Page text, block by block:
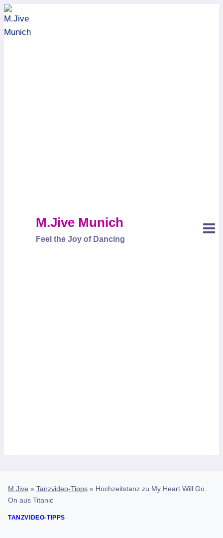
Zum
Inhalt
springen
M.Jive Munich
Feel the Joy of Dancing
M.Jive » Tanzvideo-Tipps » Hochzeitstanz zu My Heart Will Go
On aus Titanic
TANZVIDEO-TIPPS